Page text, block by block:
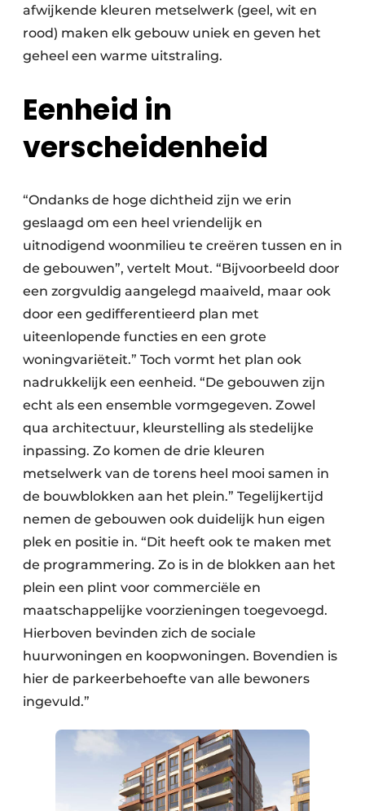
afwijkende kleuren metselwerk (geel, wit en
rood) maken elk gebouw uniek en geven het
geheel een warme uitstraling.
Eenheid in
verscheidenheid
“Ondanks de hoge dichtheid zijn we erin
geslaagd om een heel vriendelijk en
uitnodigend woonmilieu te creëren tussen en in
de gebouwen”, vertelt Mout. “Bijvoorbeeld door
een zorgvuldig aangelegd maaiveld, maar ook
door een gedifferentieerd plan met
uiteenlopende functies en een grote
woningvariëteit.” Toch vormt het plan ook
nadrukkelijk een eenheid. “De gebouwen zijn
echt als een ensemble vormgegeven. Zowel
qua architectuur, kleurstelling als stedelijke
inpassing. Zo komen de drie kleuren
metselwerk van de torens heel mooi samen in
de bouwblokken aan het plein.” Tegelijkertijd
nemen de gebouwen ook duidelijk hun eigen
plek en positie in. “Dit heeft ook te maken met
de programmering. Zo is in de blokken aan het
plein een plint voor commerciële en
maatschappelijke voorzieningen toegevoegd.
Hierboven bevinden zich de sociale
huurwoningen en koopwoningen. Bovendien is
hier de parkeerbehoefte van alle bewoners
ingevuld.”